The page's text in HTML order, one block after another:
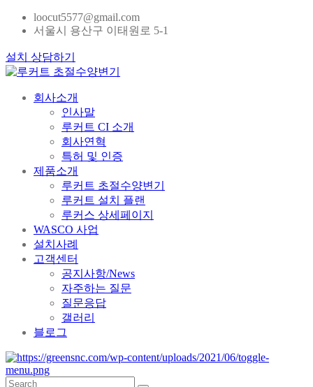
loocut5577@gmail.com
서울시 용산구 이태원로 5-1
설치 상담하기
회사소개
인사말
루커트 CI 소개
회사연혁
특허 및 인증
제품소개
루커트 초절수양변기
루커트 설치 플랜
루커스 상세페이지
WASCO 사업
설치사례
고객센터
공지사항/News
자주하는 질문
질문응답
갤러리
블로그